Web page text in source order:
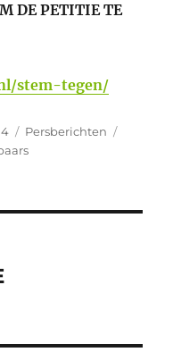
DE PETITIE TE
stem-tegen/
Categorieën
Persberichten